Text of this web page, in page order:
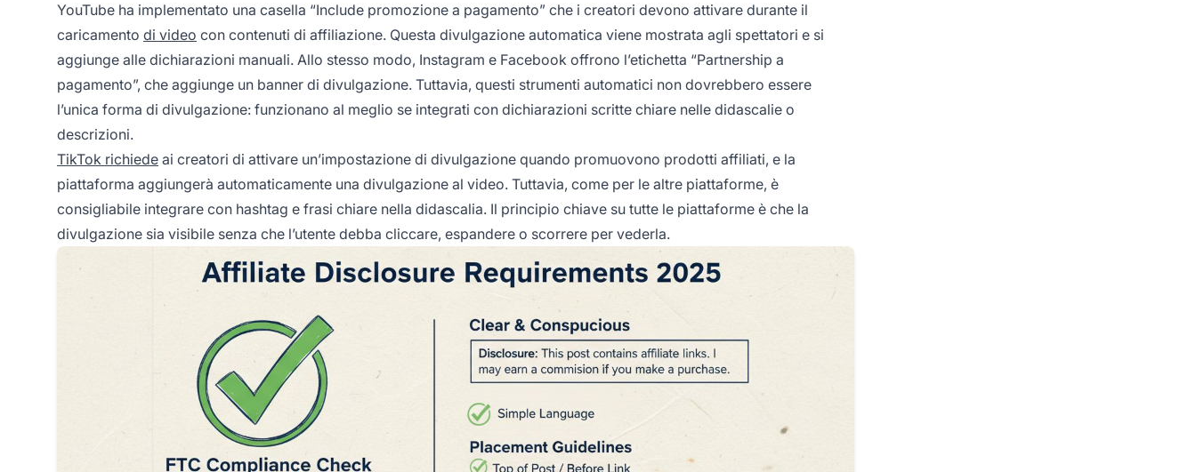
YouTube ha implementato una casella “Include promozione a pagamento” che i creatori devono attivare durante il
caricamento di video con contenuti di affiliazione. Questa divulgazione automatica viene mostrata agli spettatori e si
aggiunge alle dichiarazioni manuali. Allo stesso modo, Instagram e Facebook offrono l’etichetta “Partnership a
pagamento”, che aggiunge un banner di divulgazione. Tuttavia, questi strumenti automatici non dovrebbero essere
l’unica forma di divulgazione: funzionano al meglio se integrati con dichiarazioni scritte chiare nelle didascalie o
descrizioni.
TikTok richiede ai creatori di attivare un’impostazione di divulgazione quando promuovono prodotti affiliati, e la
piattaforma aggiungerà automaticamente una divulgazione al video. Tuttavia, come per le altre piattaforme, è
consigliabile integrare con hashtag e frasi chiare nella didascalia. Il principio chiave su tutte le piattaforme è che la
divulgazione sia visibile senza che l’utente debba cliccare, espandere o scorrere per vederla.